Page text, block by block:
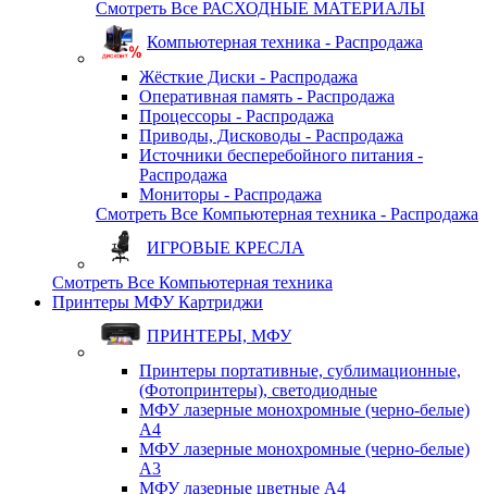
Смотреть Все РАСХОДНЫЕ МАТЕРИАЛЫ
Компьютерная техника - Распродажа
Жёсткие Диски - Распродажа
Оперативная память - Распродажа
Процессоры - Распродажа
Приводы, Дисководы - Распродажа
Источники бесперебойного питания -
Распродажа
Мониторы - Распродажа
Смотреть Все Компьютерная техника - Распродажа
ИГРОВЫЕ КРЕСЛА
Смотреть Все Компьютерная техника
Принтеры МФУ Картриджи
ПРИНТЕРЫ, МФУ
Принтеры портативные, сублимационные,
(Фотопринтеры), светодиодные
МФУ лазерные монохромные (черно-белые)
A4
МФУ лазерные монохромные (черно-белые)
A3
МФУ лазерные цветные A4